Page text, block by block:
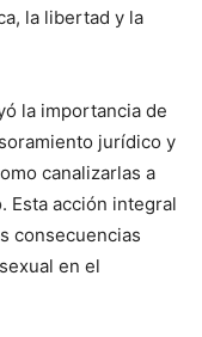
la libertad y la
la importancia de
jurídico y
canalizarlas a
Esta acción integral
consecuencias
en el